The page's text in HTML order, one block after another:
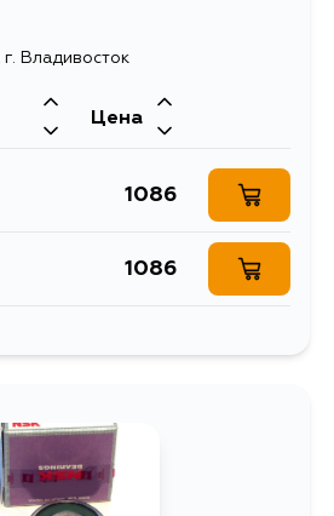
Владивосток
Цена
1086
1086